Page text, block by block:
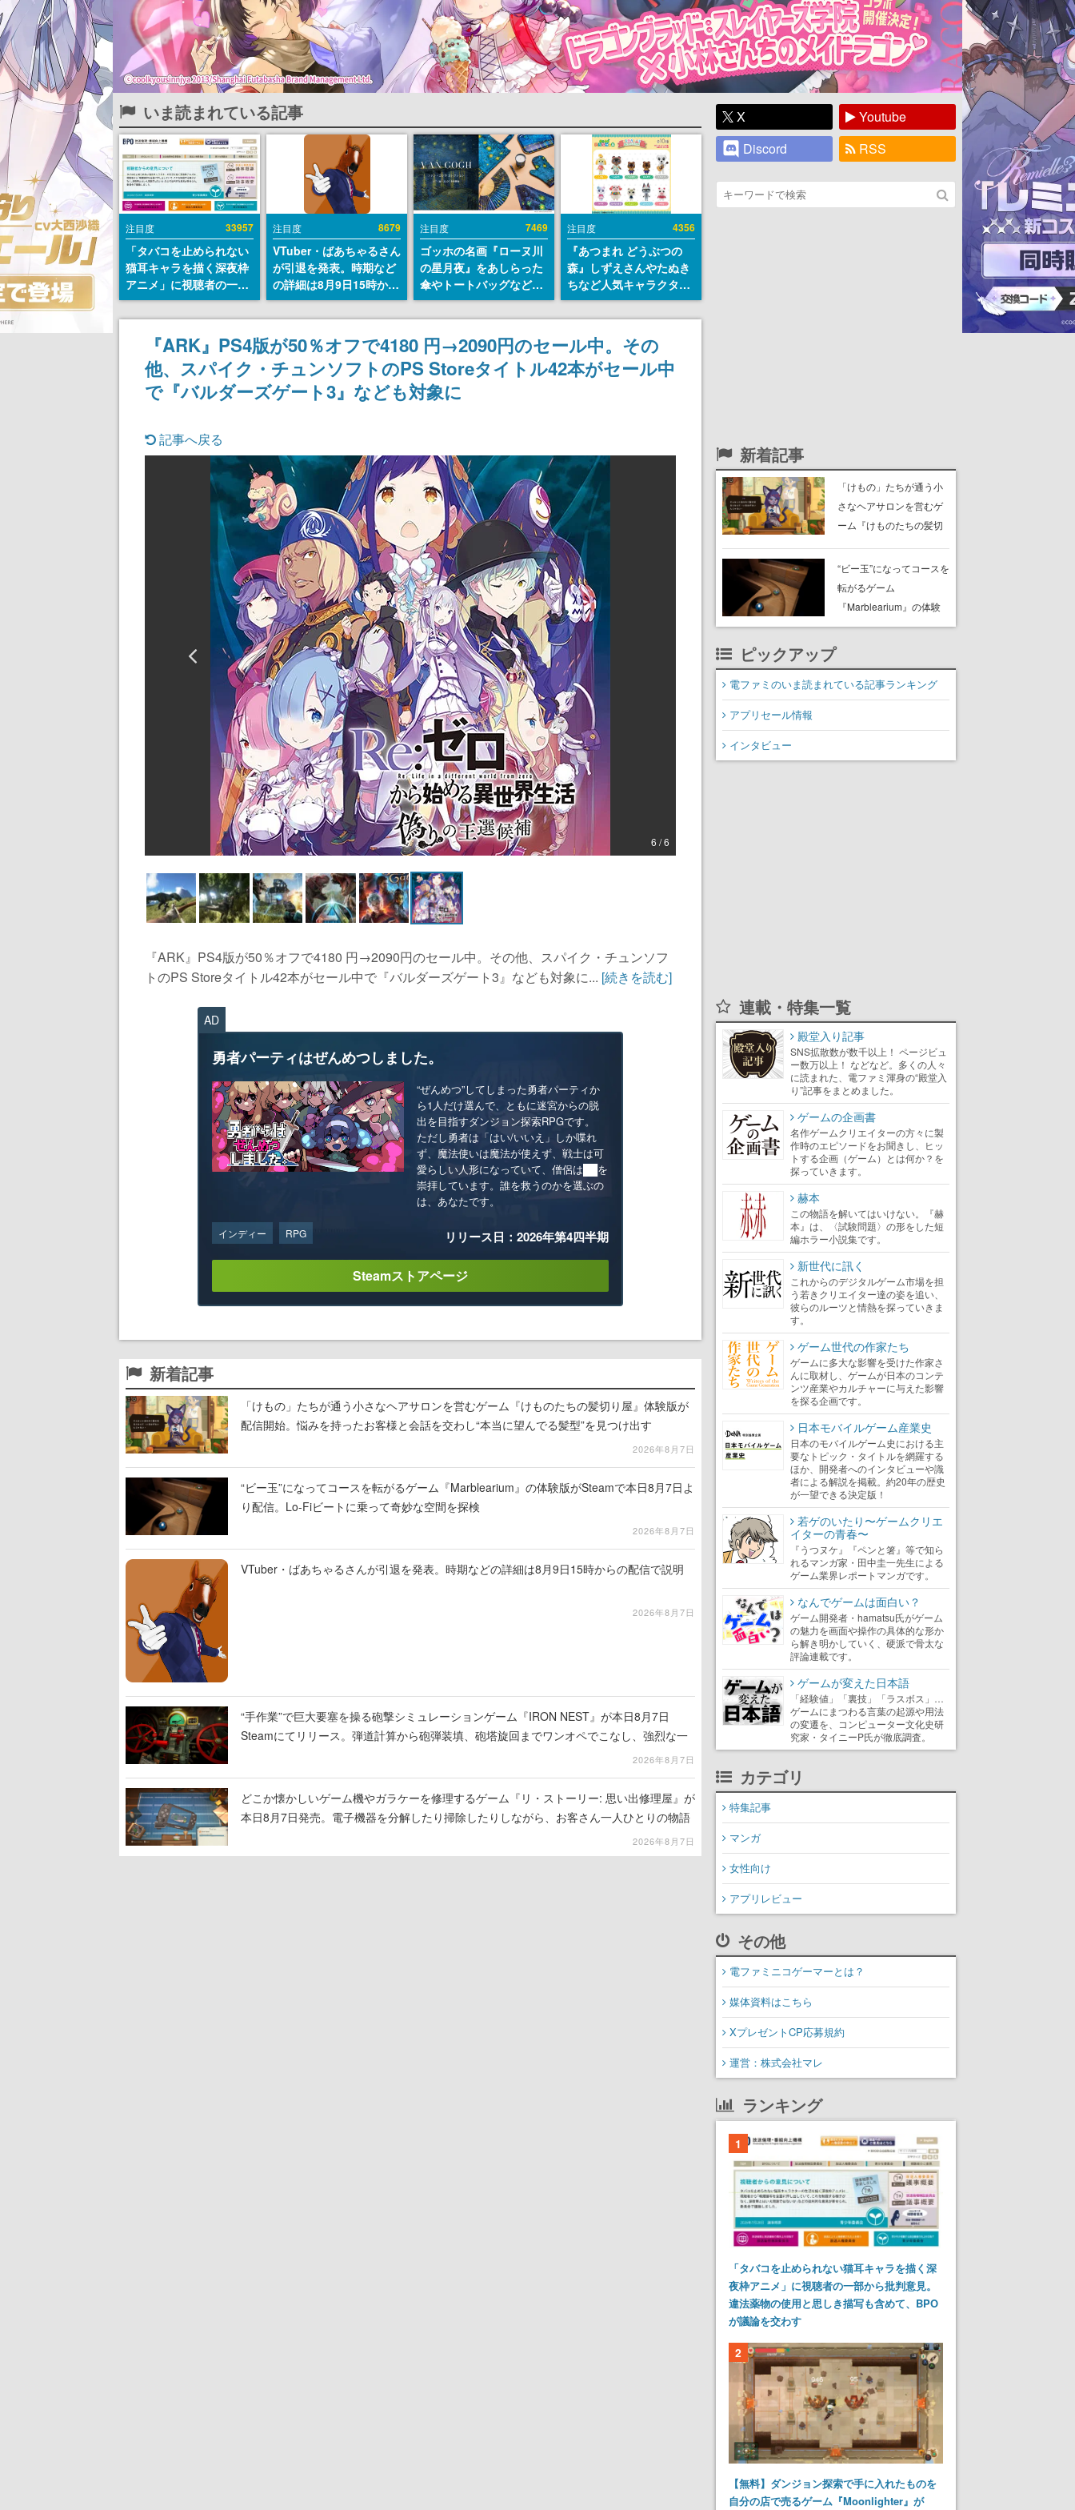
いま読まれている記事
注目度 33957
「タバコを止められない
猫耳キャラを描く深夜枠
アニメ」に視聴者の一部
から批判意見。違法薬物
の使用と思しき描写も含
めて、BPOが議論を交わ
注目度 8679
VTuber・ばあちゃるさん
が引退を発表。時期など
の詳細は8月9日15時から
の配信で説明
注目度 7469
ゴッホの名画『ローヌ川
の星月夜』をあしらった
傘やトートバッグなどが
登場。8月7日21時より2
日間限定で予約販売
注目度 4356
『あつまれ どうぶつの
森』しずえさんやたぬき
ちなど人気キャラクター
のフロッキードールが9
月に発売開始。「とたけ
け」や「ちゃちゃまる」
も
『ARK』PS4版が50％オフで4180 円→2090円のセール中。その
他、スパイク・チュンソフトのPS Storeタイトル42本がセール中
で『バルダーズゲート3』なども対象に
記事へ戻る
6 / 6
『ARK』PS4版が50％オフで4180 円→2090円のセール中。その他、スパイク・チュンソフ
トのPS Storeタイトル42本がセール中で『バルダーズゲート3』なども対象に... [続きを読む]
AD
勇者パーティはぜんめつしました。
“ぜんめつ”してしまった勇者パーティか
ら1人だけ選んで、ともに迷宮からの脱
出を目指すダンジョン探索RPGです。
ただし勇者は「はい/いいえ」しか喋れ
ず、魔法使いは魔法が使えず、戦士は可
愛らしい人形になっていて、僧侶は██を
崇拝しています。誰を救うのかを選ぶの
は、あなたです。
インディー RPG リリース日：2026年第4四半期
Steamストアページ
新着記事
「けもの」たちが通う小さなヘアサロンを営むゲーム『けものたちの髪切り屋』体験版が
配信開始。悩みを持ったお客様と会話を交わし“本当に望んでる髪型”を見つけ出す
2026年8月7日
“ビー玉”になってコースを転がるゲーム『Marblearium』の体験版がSteamで本日8月7日よ
り配信。Lo-Fiビートに乗って奇妙な空間を探検
2026年8月7日
VTuber・ばあちゃるさんが引退を発表。時期などの詳細は8月9日15時からの配信で説明
2026年8月7日
“手作業”で巨大要塞を操る砲撃シミュレーションゲーム『IRON NEST』が本日8月7日
Steamにてリリース。弾道計算から砲弾装填、砲塔旋回までワンオペでこなし、強烈な一
2026年8月7日
どこか懐かしいゲーム機やガラケーを修理するゲーム『リ・ストーリー: 思い出修理屋』が
本日8月7日発売。電子機器を分解したり掃除したりしながら、お客さん一人ひとりの物語
2026年8月7日
X
Youtube
Discord
RSS
新着記事
「けもの」たちが通う小
さなヘアサロンを営むゲ
ーム『けものたちの髪切
始。悩みを持ったお客様
と会話を交わし“本当に望
んでる髪型”を見つけ出す
“ビー玉”になってコースを
転がるゲーム
『Marblearium』の体験
版がSteamで本日8月7日
ピックアップ
電ファミのいま読まれている記事ランキング
アプリセール情報
インタビュー
連載・特集一覧
殿堂入り記事
SNS拡散数が数千以上！ ページビュ
ー数万以上！ などなど。多くの人々
に読まれた、電ファミ渾身の“殿堂入
り”記事をまとめました。
ゲームの企画書
名作ゲームクリエイターの方々に製
作時のエピソードをお聞きし、ヒッ
トする企画（ゲーム）とは何か？を
探っていきます。
赫本
この物語を解いてはいけない。『赫
本』は、〈試験問題〉の形をした短
編ホラー小説集です。
新世代に訊く
これからのデジタルゲーム市場を担
う若きクリエイター達の姿を追い、
彼らのルーツと情熱を探っていきま
す。
ゲーム世代の作家たち
ゲームに多大な影響を受けた作家さ
んに取材し、ゲームが日本のコンテ
ンツ産業やカルチャーに与えた影響
を探る企画です。
日本モバイルゲーム産業史
日本のモバイルゲーム史における主
要なトピック・タイトルを網羅する
ほか、開発者へのインタビューや識
者による解説を掲載。約20年の歴史
が一望できる決定版！
若ゲのいたり〜ゲームクリエ
イターの青春〜
『うつヌケ』『ペンと箸』等で知ら
れるマンガ家・田中圭一先生による
ゲーム業界レポートマンガです。
なんでゲームは面白い？
ゲーム開発者・hamatsu氏がゲーム
の魅力を画面や操作の具体的な形か
ら解き明かしていく、硬派で骨太な
評論連載です。
ゲームが変えた日本語
「経験値」「裏技」「ラスボス」…
ゲームにまつわる言葉の起源や用法
の変遷を、コンピューター文化史研
究家・タイニーP氏が徹底調査。
カテゴリ
特集記事
マンガ
女性向け
アプリレビュー
その他
電ファミニコゲーマーとは？
媒体資料はこちら
XプレゼントCP応募規約
運営：株式会社マレ
ランキング
1
「タバコを止められない猫耳キャラを描く深
夜枠アニメ」に視聴者の一部から批判意見。
違法薬物の使用と思しき描写も含めて、BPO
が議論を交わす
2
【無料】ダンジョン探索で手に入れたものを
自分の店で売るゲーム『Moonlighter』が